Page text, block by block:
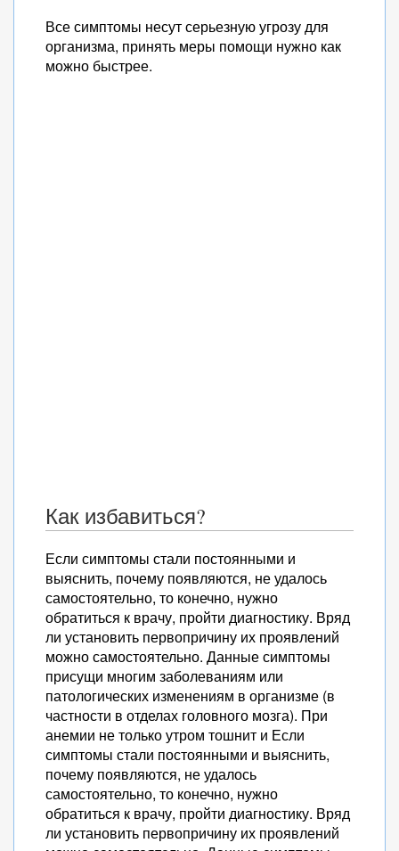
Все симптомы несут серьезную угрозу для
организма, принять меры помощи нужно как
можно быстрее.
Как избавиться?
Если симптомы стали постоянными и
выяснить, почему появляются, не удалось
самостоятельно, то конечно, нужно
обратиться к врачу, пройти диагностику. Вряд
ли установить первопричину их проявлений
можно самостоятельно. Данные симптомы
присущи многим заболеваниям или
патологических изменениям в организме (в
частности в отделах головного мозга). При
анемии не только утром тошнит и Если
симптомы стали постоянными и выяснить,
почему появляются, не удалось
самостоятельно, то конечно, нужно
обратиться к врачу, пройти диагностику. Вряд
ли установить первопричину их проявлений